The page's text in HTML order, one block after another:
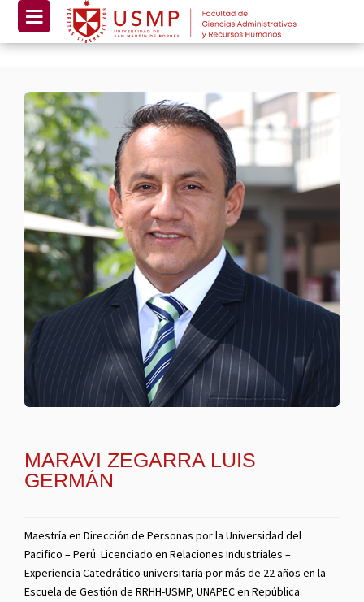
MARAVI ZEGARRA LUIS
GERMÁN
Maestría en Dirección de Personas por la Universidad del
Pacifico – Perú. Licenciado en Relaciones Industriales –
Experiencia Catedrático universitaria por más de 22 años en la
Escuela de Gestión de RRHH-USMP, UNAPEC en República